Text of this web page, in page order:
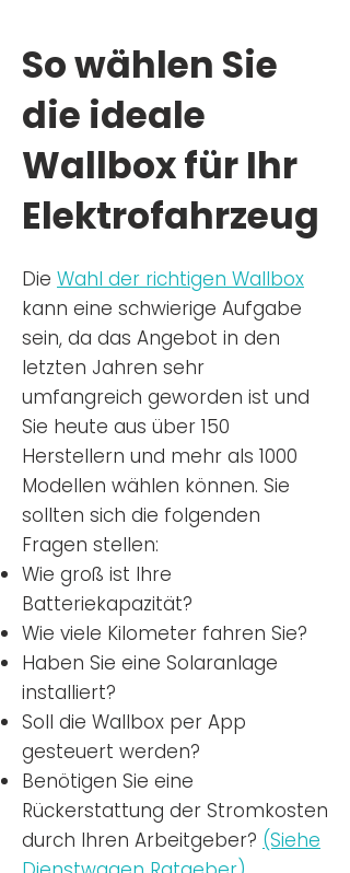
So wählen Sie
die ideale
Wallbox für Ihr
Elektrofahrzeug
Die Wahl der richtigen Wallbox
kann eine schwierige Aufgabe
sein, da das Angebot in den
letzten Jahren sehr
umfangreich geworden ist und
Sie heute aus über 150
Herstellern und mehr als 1000
Modellen wählen können. Sie
sollten sich die folgenden
Fragen stellen:
Wie groß ist Ihre
Batteriekapazität?
Wie viele Kilometer fahren Sie?
Haben Sie eine Solaranlage
installiert?
Soll die Wallbox per App
gesteuert werden?
Benötigen Sie eine
Rückerstattung der Stromkosten
durch Ihren Arbeitgeber? (Siehe